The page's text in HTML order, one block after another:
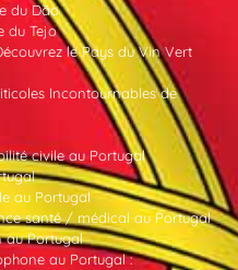
du Dão
du Tejo
le Pays du Vin Vert
Incontournables de
civile au Portugal
au Portugal
santé / médical au Portugal
au Portugal
au Portugal :